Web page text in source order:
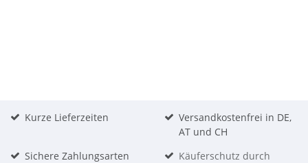
Kurze Lieferzeiten
Versandkostenfrei in DE,
AT und CH
Sichere Zahlungsarten
Käuferschutz durch